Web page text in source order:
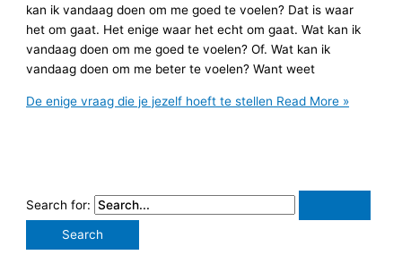
kan ik vandaag doen om me goed te voelen? Dat is waar
het om gaat. Het enige waar het echt om gaat. Wat kan ik
vandaag doen om me goed te voelen? Of. Wat kan ik
vandaag doen om me beter te voelen? Want weet
De enige vraag die je jezelf hoeft te stellen Read More »
Search for: